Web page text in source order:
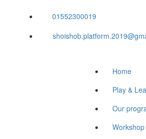
01552300019
Home
Play &
Our
Workshop